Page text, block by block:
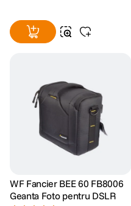
WF Fancier BEE 60 FB8006
Geanta Foto pentru DSLR